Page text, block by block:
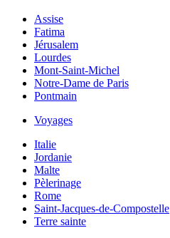
Assise
Fatima
Jérusalem
Lourdes
Mont-Saint-Michel
Notre-Dame de Paris
Pontmain
Voyages
Italie
Jordanie
Malte
Pèlerinage
Rome
Saint-Jacques-de-Compostelle
Terre sainte